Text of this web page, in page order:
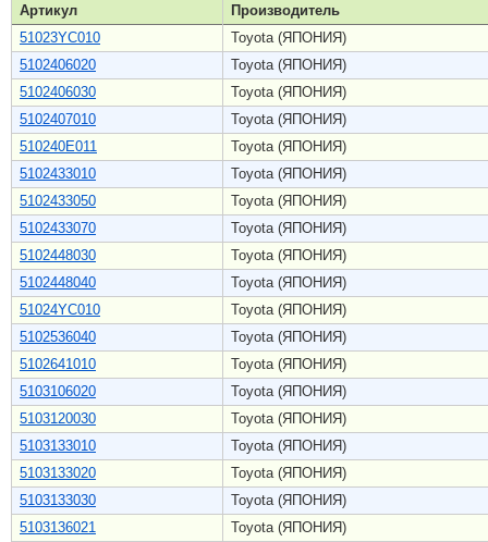
Артикул
Производитель
51023YC010
Toyota (ЯПОНИЯ)
5102406020
Toyota (ЯПОНИЯ)
5102406030
Toyota (ЯПОНИЯ)
5102407010
Toyota (ЯПОНИЯ)
510240E011
Toyota (ЯПОНИЯ)
5102433010
Toyota (ЯПОНИЯ)
5102433050
Toyota (ЯПОНИЯ)
5102433070
Toyota (ЯПОНИЯ)
5102448030
Toyota (ЯПОНИЯ)
5102448040
Toyota (ЯПОНИЯ)
51024YC010
Toyota (ЯПОНИЯ)
5102536040
Toyota (ЯПОНИЯ)
5102641010
Toyota (ЯПОНИЯ)
5103106020
Toyota (ЯПОНИЯ)
5103120030
Toyota (ЯПОНИЯ)
5103133010
Toyota (ЯПОНИЯ)
5103133020
Toyota (ЯПОНИЯ)
5103133030
Toyota (ЯПОНИЯ)
5103136021
Toyota (ЯПОНИЯ)